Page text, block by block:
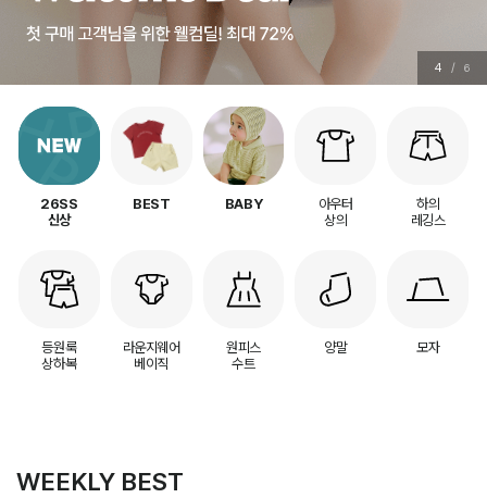
4 / 6
26SS
신상
BEST BABY
아우터
상의
하의
레깅스
등원룩
상하복
라운지웨어
베이직
원피스
수트
양말 모자
WEEKLY BEST